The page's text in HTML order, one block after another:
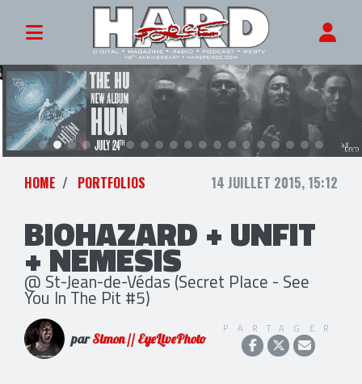
HOME PORTFOLIOS 14 JUILLET 2015, 15:12
BIOHAZARD + UNFIT
+ NEMESIS
@ St-Jean-de-Védas (Secret Place - See
You In The Pit #5)
parSimon // EyeLivePhoto
PARTAGER